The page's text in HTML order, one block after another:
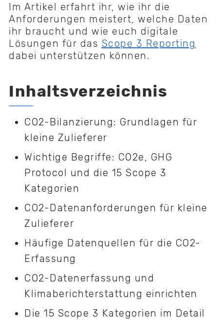
Im Artikel erfahrt ihr, wie ihr die
Anforderungen meistert, welche Daten
ihr braucht und wie euch digitale
Lösungen für das Scope 3 Reporting
dabei unterstützen können.
Inhaltsverzeichnis
CO2-Bilanzierung: Grundlagen für
kleine Zulieferer
Wichtige Begriffe: CO2e, GHG
Protocol und die 15 Scope 3
Kategorien
CO2-Datenanforderungen für kleine
Zulieferer
Häufige Datenquellen für die CO2-
Erfassung
CO2-Datenerfassung und
Klimaberichterstattung einrichten
Die 15 Scope 3 Kategorien im Detail